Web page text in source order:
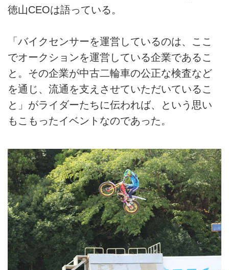
徳山CEOは語っている。
「バイクセンサーを運営しているのは、ここ
でオークションを運営している企業であるこ
と。その企業が中古二輪車の公正な検査など
を通じ、流通を支えさせていただいているこ
と」がライダーたちに伝われば、という思い
もこもったイベントなのであった。